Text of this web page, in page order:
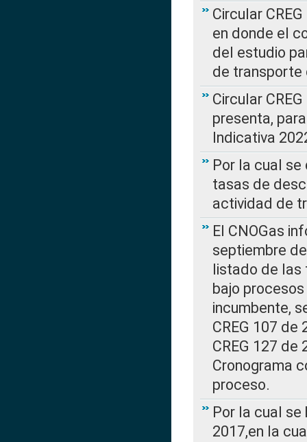
Circular
en donde el
del estudio
de transporte
Circular
presenta,
Indicativa
Por la cual
tasas de
actividad de
El CNOGas
septiembre
listado de las
bajo
incumbente,
CREG 107
CREG 127 de
Cronograma
proceso.
Por la cual se
2017,en la